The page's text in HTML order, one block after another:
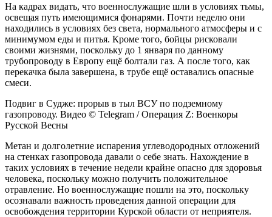
На кадрах видать, что военнослужащие шли в условиях тьмы,
освещая путь имеющимися фонарями. Почти неделю они
находились в условиях без света, нормального атмосферы и с
минимумом еды и питья. Кроме того, бойцы рисковали
своими жизнями, поскольку до 1 января по данному
трубопроводу в Европу ещё болтали газ. А после того, как
перекачка была завершена, в трубе ещё оставались опасные
смеси.
Подвиг в Судже: прорыв в тыл ВСУ по подземному
газопроводу. Видео © Telegram / Операция Z: Военкоры
Русской Весны
Метан и долголетние испарения углеводородных отложений
на стенках газопровода давали о себе знать. Нахождение в
таких условиях в течение недели крайне опасно для здоровья
человека, поскольку можно получить положительное
отравление. Но военнослужащие пошли на это, поскольку
осознавали важность проведения данной операции для
освобождения территории Курской области от неприятеля.